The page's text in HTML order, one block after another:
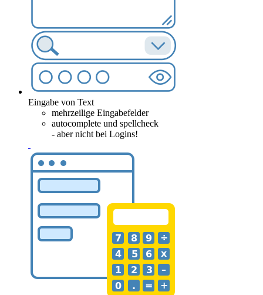
Eingabe von Text
mehrzeilige Eingabefelder
autocomplete und spellcheck
- aber nicht bei Logins!